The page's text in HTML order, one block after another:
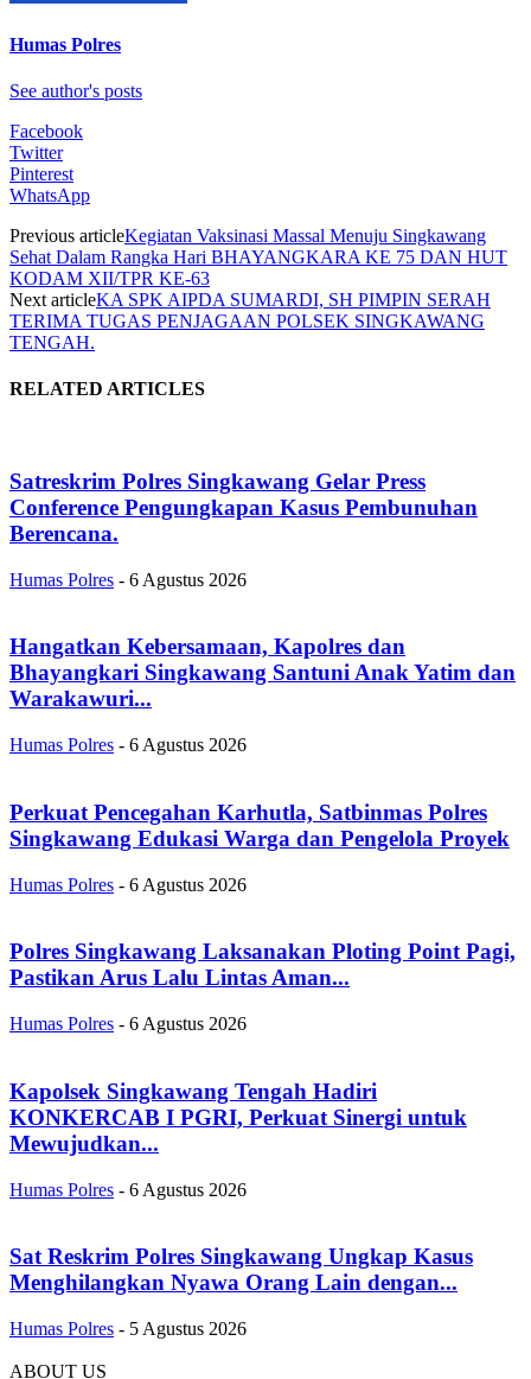
Humas Polres
See author's posts
Facebook
Twitter
Pinterest
WhatsApp
Previous articleKegiatan Vaksinasi Massal Menuju Singkawang
Sehat Dalam Rangka Hari BHAYANGKARA KE 75 DAN HUT
KODAM XII/TPR KE-63
Next articleKA SPK AIPDA SUMARDI, SH PIMPIN SERAH
TERIMA TUGAS PENJAGAAN POLSEK SINGKAWANG
TENGAH.
RELATED ARTICLES
Satreskrim Polres Singkawang Gelar Press
Conference Pengungkapan Kasus Pembunuhan
Berencana.
Humas Polres - 6 Agustus 2026
Hangatkan Kebersamaan, Kapolres dan
Bhayangkari Singkawang Santuni Anak Yatim dan
Warakawuri...
Humas Polres - 6 Agustus 2026
Perkuat Pencegahan Karhutla, Satbinmas Polres
Singkawang Edukasi Warga dan Pengelola Proyek
Humas Polres - 6 Agustus 2026
Polres Singkawang Laksanakan Ploting Point Pagi,
Pastikan Arus Lalu Lintas Aman...
Humas Polres - 6 Agustus 2026
Kapolsek Singkawang Tengah Hadiri
KONKERCAB I PGRI, Perkuat Sinergi untuk
Mewujudkan...
Humas Polres - 6 Agustus 2026
Sat Reskrim Polres Singkawang Ungkap Kasus
Menghilangkan Nyawa Orang Lain dengan...
Humas Polres - 5 Agustus 2026
ABOUT US